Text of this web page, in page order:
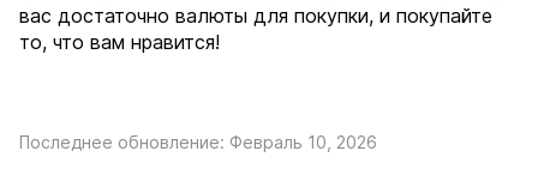
вас достаточно валюты для покупки, и покупайте
то, что вам нравится!
Последнее обновление: Февраль 10, 2026